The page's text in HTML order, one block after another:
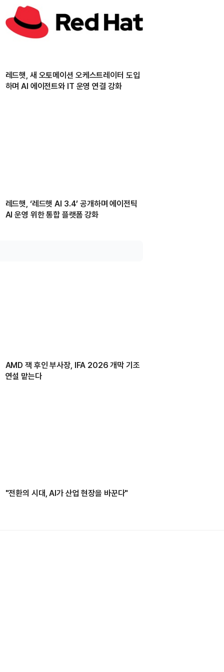
레드햇, 새 오토메이션 오케스트레이터 도입
하며 AI 에이전트와 IT 운영 연결 강화
레드햇, ‘레드햇 AI 3.4’ 공개하며 에이전틱
AI 운영 위한 통합 플랫폼 강화
AMD 잭 후인 부사장, IFA 2026 개막 기조
연설 맡는다
"전환의 시대, AI가 산업 현장을 바꾼다"